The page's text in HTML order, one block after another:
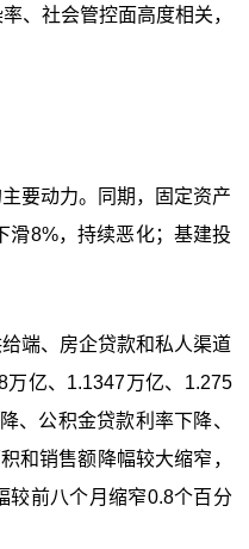
、社会管控面高度相关，
要动力。同期，固定资产
滑8%，持续恶化；基建投
端、房企贷款和私人渠道
亿、1.1347万亿、1.275
、公积金贷款利率下降、
和销售额降幅较大缩窄，
较前八个月缩窄0.8个百分